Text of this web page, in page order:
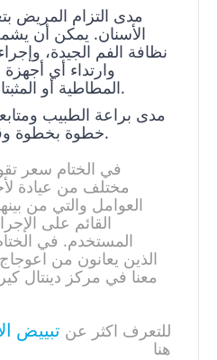
مدى التزام المريض
الأسنان. يمكن أن
نظافة الفم الجيدة،
وارتداء أي
المطاطية أو المثبتات حسب التوجيهات.
مدى براعة الطبيب
خطوة بخطوة وقيامه بالإجراء اللازم.
في الختام سعر
مختلف من عيادة
العوامل والتي من
القائم على
المستخدم. في
الذين يعانون من
معنا في مركز دينتال
للتعرف اكثر عن تبييض
هنا